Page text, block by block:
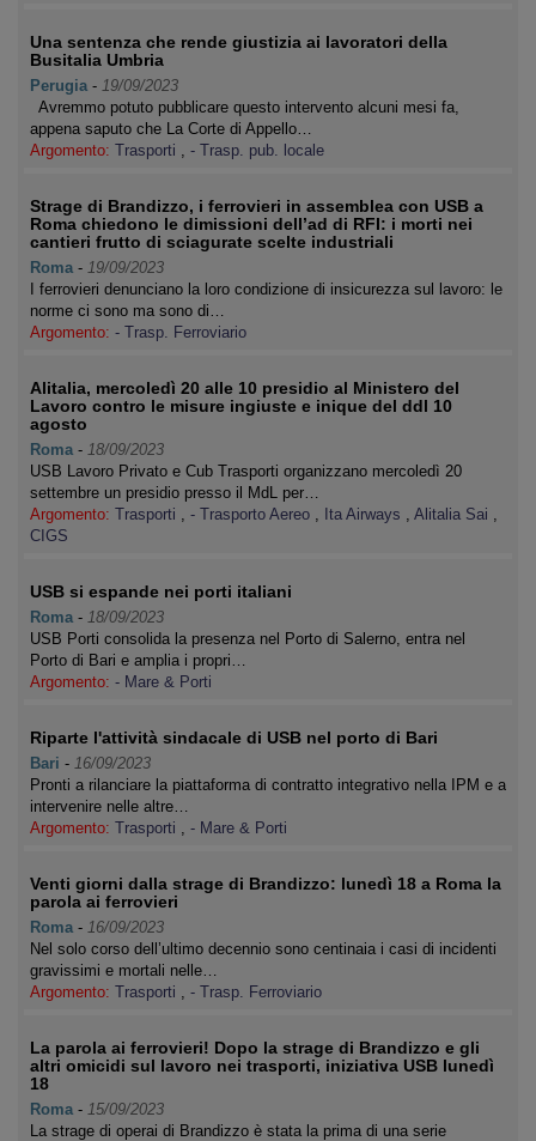
Una sentenza che rende giustizia ai lavoratori della
Busitalia Umbria
Perugia - 19/09/2023
Avremmo potuto pubblicare questo intervento alcuni mesi fa,
appena saputo che La Corte di Appello…
Argomento: Trasporti , - Trasp. pub. locale
Strage di Brandizzo, i ferrovieri in assemblea con USB a
Roma chiedono le dimissioni dell’ad di RFI: i morti nei
cantieri frutto di sciagurate scelte industriali
Roma - 19/09/2023
I ferrovieri denunciano la loro condizione di insicurezza sul lavoro: le
norme ci sono ma sono di…
Argomento: - Trasp. Ferroviario
Alitalia, mercoledì 20 alle 10 presidio al Ministero del
Lavoro contro le misure ingiuste e inique del ddl 10
agosto
Roma - 18/09/2023
USB Lavoro Privato e Cub Trasporti organizzano mercoledì 20
settembre un presidio presso il MdL per…
Argomento: Trasporti , - Trasporto Aereo , Ita Airways , Alitalia Sai ,
CIGS
USB si espande nei porti italiani
Roma - 18/09/2023
USB Porti consolida la presenza nel Porto di Salerno, entra nel
Porto di Bari e amplia i propri…
Argomento: - Mare & Porti
Riparte l'attività sindacale di USB nel porto di Bari
Bari - 16/09/2023
Pronti a rilanciare la piattaforma di contratto integrativo nella IPM e a
intervenire nelle altre…
Argomento: Trasporti , - Mare & Porti
Venti giorni dalla strage di Brandizzo: lunedì 18 a Roma la
parola ai ferrovieri
Roma - 16/09/2023
Nel solo corso dell’ultimo decennio sono centinaia i casi di incidenti
gravissimi e mortali nelle…
Argomento: Trasporti , - Trasp. Ferroviario
La parola ai ferrovieri! Dopo la strage di Brandizzo e gli
altri omicidi sul lavoro nei trasporti, iniziativa USB lunedì
18
Roma - 15/09/2023
La strage di operai di Brandizzo è stata la prima di una serie